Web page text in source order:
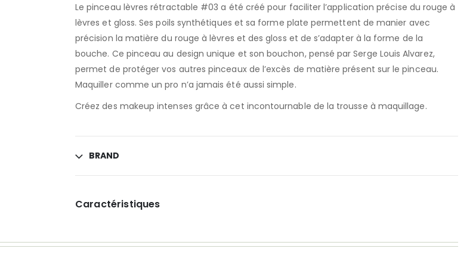
Le pinceau lèvres rétractable #03 a été créé pour faciliter l’application précise du rouge à
lèvres et gloss. Ses poils synthétiques et sa forme plate permettent de manier avec
précision la matière du rouge à lèvres et des gloss et de s’adapter à la forme de la
bouche. Ce pinceau au design unique et son bouchon, pensé par Serge Louis Alvarez,
permet de protéger vos autres pinceaux de l’excès de matière présent sur le pinceau.
Maquiller comme un pro n’a jamais été aussi simple.
Créez des makeup intenses grâce à cet incontournable de la trousse à maquillage.
BRAND
Caractéristiques